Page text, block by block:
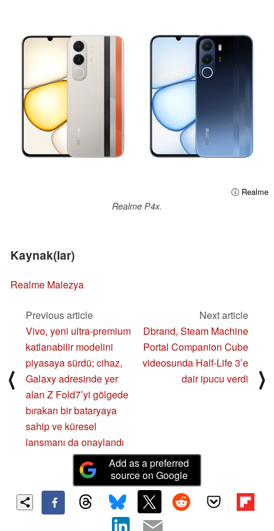
ⓘ Realme
Realme P4x.
Kaynak(lar)
Realme Malezya
⟨
Previous article
Vivo, yeni ultra-premium
katlanabilir modelini
piyasaya sürdü; cihaz,
Galaxy adresinde yer
alan Z Fold7’yi gölgede
bırakan bir bataryaya
sahip ve küresel
lansmanı da onaylandı
Next article
Dbrand, Steam Machine
Portal Companion Cube
videosunda Half-Life 3’e
dair ipucu verdi
⟩
Add as a preferred
source on Google